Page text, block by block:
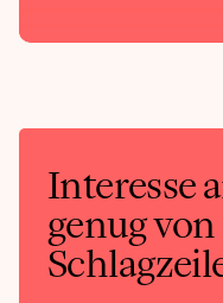
Interesse
genug